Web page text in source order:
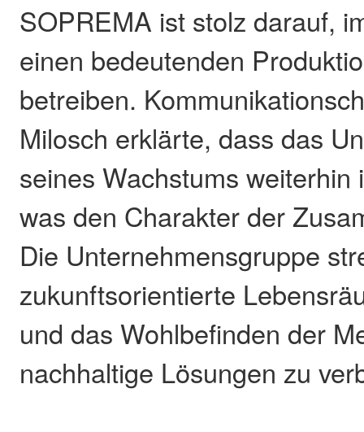
SOPREMA ist stolz darauf,
einen bedeutenden
betreiben.
Milosch erklärte, dass das
seines Wachstums
was den Charakter der
Die Unternehmensgruppe
zukunftsorientierte
und das Wohlbefinden der
nachhaltige Lösungen zu